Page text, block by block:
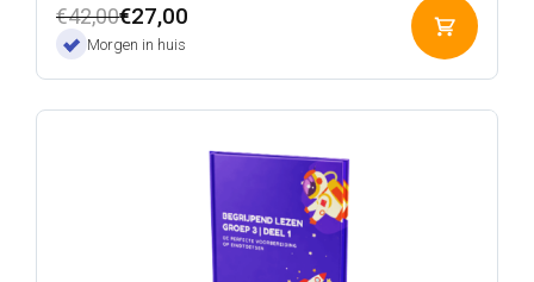
€42,00
Oorspronkelijke
prijs
€42,00.
€27,00
Huidige
prijs
€27,00.
Morgen in huis
aan